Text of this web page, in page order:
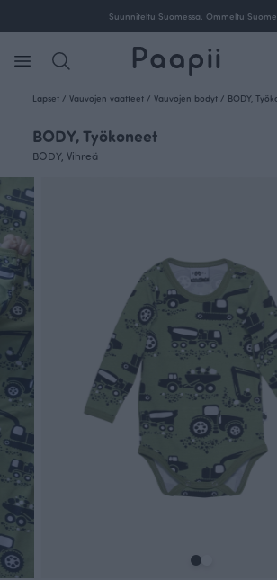
Suunniteltu Suomessa. Ommeltu
Lapset / Vauvojen vaatteet / Vauvojen bodyt / BODY,
BODY, Työkoneet
BODY, Vihreä